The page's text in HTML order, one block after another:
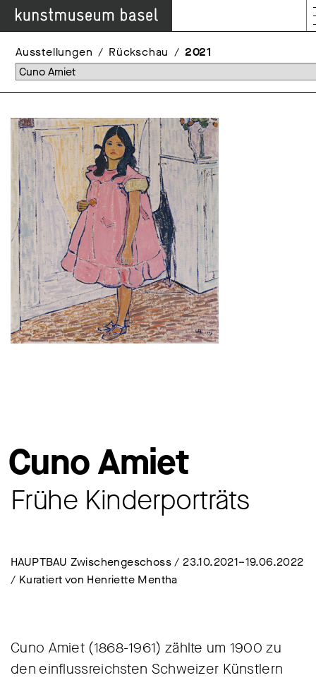
Ausstellungen Rückschau 2021
Cuno Amiet
Frühe Kinderporträts
HAUPTBAU Zwischengeschoss / 23.10.2021–19.06.2022
/ Kuratiert von Henriette Mentha
Cuno Amiet (1868-1961) zählte um 1900 zu
den einflussreichsten Schweizer Künstlern